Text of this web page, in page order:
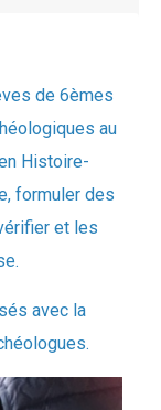
de 6èmes
au
Histoire-
formuler des
et les
avec la